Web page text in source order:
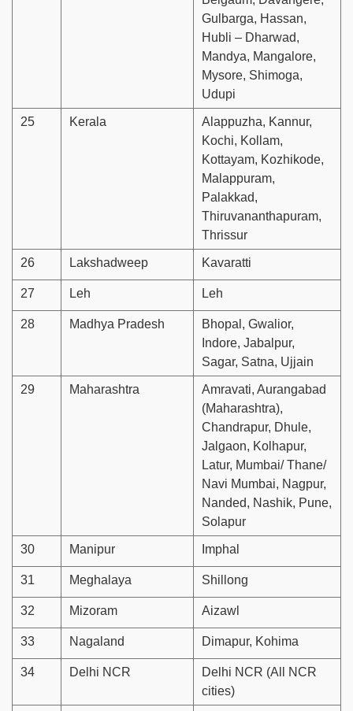
Gulbarga, Hassan,
Hubli – Dharwad,
Mandya, Mangalore,
Mysore, Shimoga,
Udupi
25 Kerala
Alappuzha, Kannur,
Kochi, Kollam,
Kottayam, Kozhikode,
Malappuram,
Palakkad,
Thiruvananthapuram,
Thrissur
26 Lakshadweep Kavaratti
27 Leh Leh
28 Madhya Pradesh
Bhopal, Gwalior,
Indore, Jabalpur,
Sagar, Satna, Ujjain
29 Maharashtra
Amravati, Aurangabad
(Maharashtra),
Chandrapur, Dhule,
Jalgaon, Kolhapur,
Latur, Mumbai/ Thane/
Navi Mumbai, Nagpur,
Nanded, Nashik, Pune,
Solapur
30 Manipur Imphal
31 Meghalaya Shillong
32 Mizoram Aizawl
33 Nagaland Dimapur, Kohima
34 Delhi NCR
Delhi NCR (All NCR
cities)